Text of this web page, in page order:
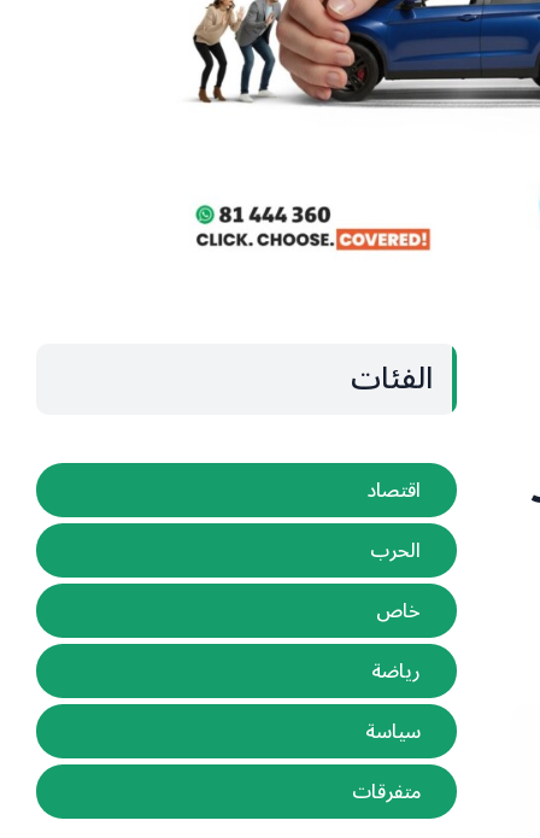
الفئات
اقتصاد
الحرب
خاص
رياضة
سياسة
متفرقات